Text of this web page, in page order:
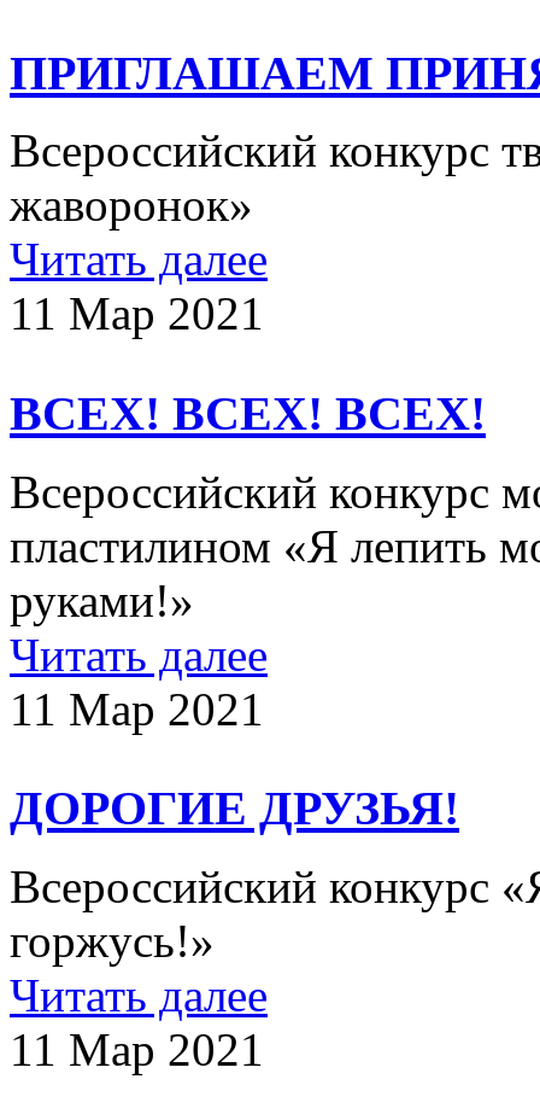
ПРИГЛАШАЕМ
Всероссийский конкурс
жаворонок»
Читать далее
11 Мар 2021
ВСЕХ! ВСЕХ! ВСЕХ!
Всероссийский конкурс
пластилином «Я лепить
руками!»
Читать далее
11 Мар 2021
ДОРОГИЕ ДРУЗЬЯ!
Всероссийский конкурс
горжусь!»
Читать далее
11 Мар 2021